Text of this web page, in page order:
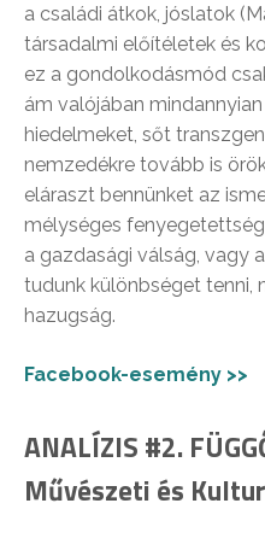
a családi átkok, jóslatok
társadalmi előítéletek és
ez a gondolkodásmód
ám valójában
hiedelmeket, sőt
nemzedékre tovább is
eláraszt bennünket az
mélységes
a gazdasági válság, vagy
tudunk különbséget tenni,
hazugság.
Facebook-esemény >>
ANALÍZIS #2.
Művészeti és